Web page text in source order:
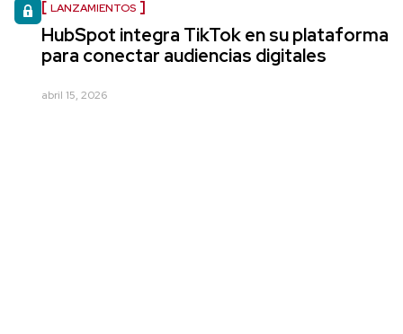
LANZAMIENTOS
HubSpot integra TikTok en su plataforma
para conectar audiencias digitales
abril 15, 2026